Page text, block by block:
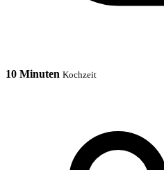
10 Minuten Kochzeit